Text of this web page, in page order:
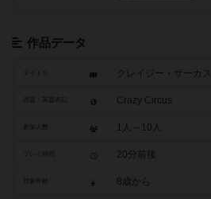
作品データ
タイトル クレイジー・サーカス
Crazy Circus
参加人数 1人～10人
20分前後
8歳から